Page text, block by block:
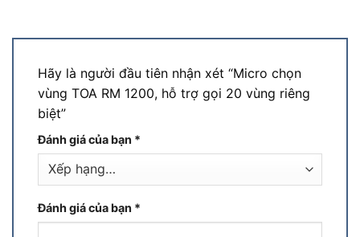
Hãy là người đầu tiên nhận xét “Micro chọn
vùng TOA RM 1200, hỗ trợ gọi 20 vùng riêng
biệt”
Đánh giá của bạn *
Đánh giá của bạn *